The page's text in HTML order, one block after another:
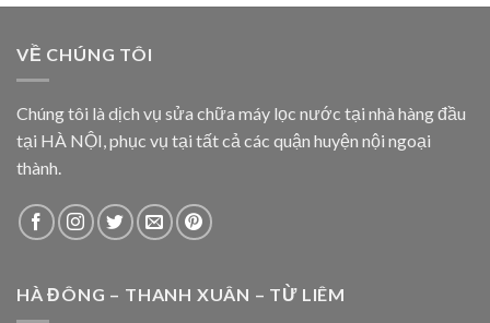
VỀ CHÚNG TÔI
Chúng tôi là dịch vụ sửa chữa máy lọc nước tại nhà hàng đầu
tại HÀ NỘI, phục vụ tại tất cả các quận huyện nội ngoại
thành.
HÀ ĐÔNG – THANH XUÂN – TỪ LIÊM